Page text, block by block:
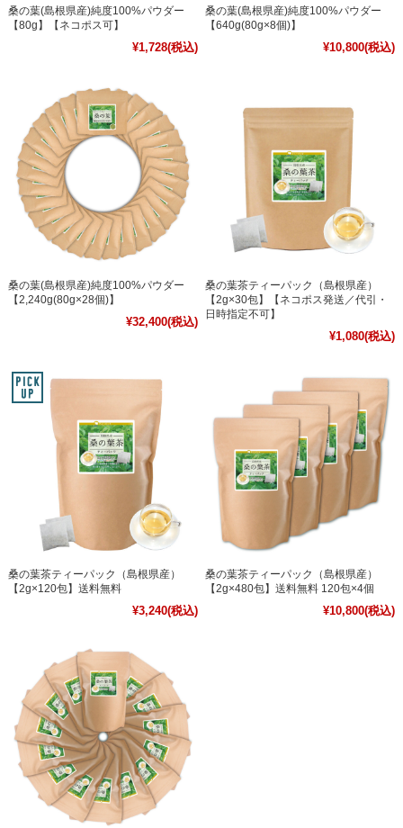
桑の葉(島根県産)純度100%パウダー
【80g】【ネコポス可】
¥1,728(税込)
桑の葉(島根県産)純度100%パウダー
【640g(80g×8個)】
¥10,800(税込)
桑の葉(島根県産)純度100%パウダー
【2,240g(80g×28個)】
¥32,400(税込)
桑の葉茶ティーパック（島根県産）
【2g×30包】【ネコポス発送／代引・
日時指定不可】
¥1,080(税込)
桑の葉茶ティーパック（島根県産）
【2g×120包】送料無料
¥3,240(税込)
桑の葉茶ティーパック（島根県産）
【2g×480包】送料無料 120包×4個
¥10,800(税込)